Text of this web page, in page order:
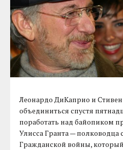
Леонардо ДиКаприо и
объединиться спустя
поработать над байопиком
Улисса Гранта — полководца
Гражданской войны,